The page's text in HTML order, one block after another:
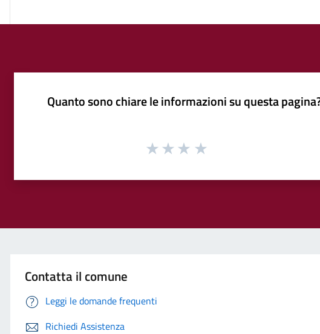
Quanto sono chiare le informazioni su questa
Contatta il comune
Leggi le domande frequenti
Richiedi Assistenza